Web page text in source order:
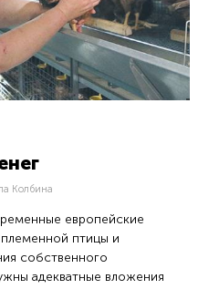
Колбина
европейские
птицы и
собственного
адекватные вложения